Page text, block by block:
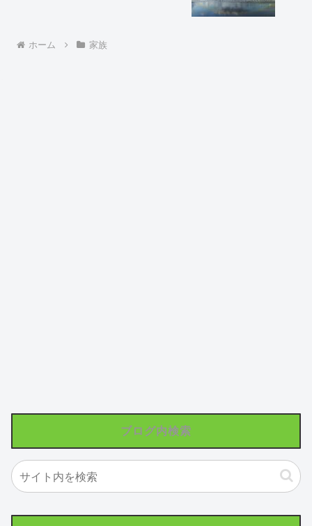
ホーム 家族
ブログ内検索